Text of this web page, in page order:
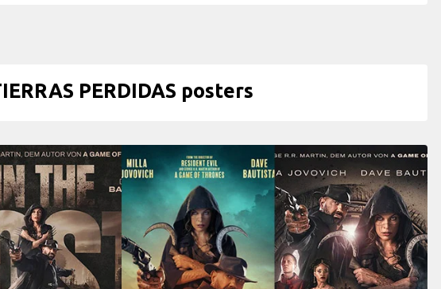
PERDIDAS posters